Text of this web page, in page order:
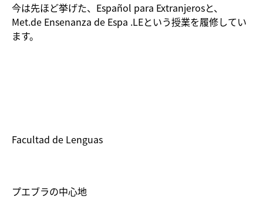
今は先ほど挙げた、Español para Extranjerosと、
Met.de Ensenanza de Espa .LEという授業を履修してい
ます。
Facultad de Lenguas
プエブラの中心地